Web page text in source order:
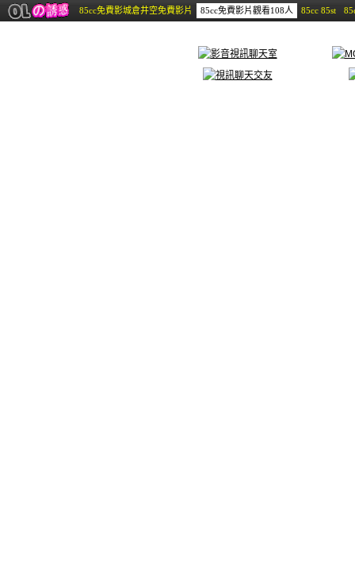
85cc免費影城倉井空免費影片 85cc免費影片觀看108人 85cc 85st